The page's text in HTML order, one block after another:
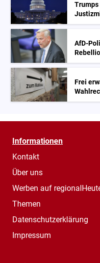
Trumps
AfD-
Frei
Informationen
Kontakt
Über uns
Werben auf
Themen
Datenschutzerklärung
Impressum